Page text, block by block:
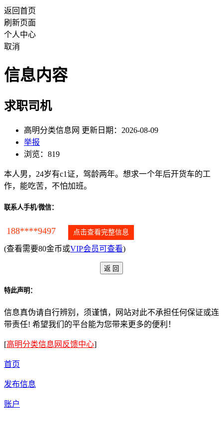
返回首页
刷新页面
个人中心
取消
信息内容
求职司机
高明分类信息网 更新日期：2026-08-09
举报
浏览：819
本人男，24岁有c1证，驾龄两年。想求一个年后开货车的工
作，能吃苦，不怕加班。
联系人手机/微信：
188****9497 点击查看完整信息
(查看需要80金币或VIP会员可查看)
特此声明：
信息真伪请自行辨别，须谨慎，网站对此不承担任何保证或连
带责任! 希望我们的平台能为您带来更多的便利！
[高明分类信息网反馈中心]
首页
发布信息
账户